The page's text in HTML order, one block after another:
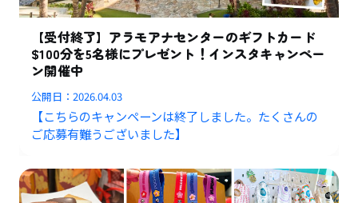
【受付終了】アラモアナセンターのギフトカード
$100分を5名様にプレゼント！インスタキャンペー
ン開催中
公開日：2026.04.03
【こちらのキャンペーンは終了しました。たくさんの
ご応募有難うございました】